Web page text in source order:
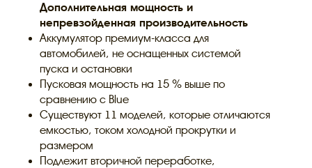
Дополнительная мощность и
непревзойденная производительность
Аккумулятор премиум-класса для
автомобилей, не оснащенных системой
пуска и остановки
Пусковая мощность на 15 % выше по
сравнению с Blue
Существуют 11 моделей, которые отличаются
емкостью, током холодной прокрутки и
размером
Подлежит вторичной переработке,